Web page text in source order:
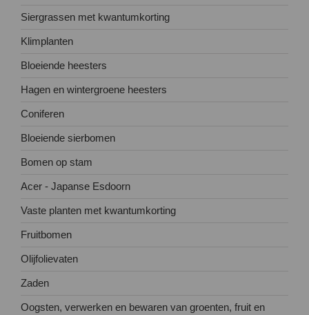
Siergrassen met kwantumkorting
Klimplanten
Bloeiende heesters
Hagen en wintergroene heesters
Coniferen
Bloeiende sierbomen
Bomen op stam
Acer - Japanse Esdoorn
Vaste planten met kwantumkorting
Fruitbomen
Olijfolievaten
Zaden
Oogsten, verwerken en bewaren van groenten, fruit en